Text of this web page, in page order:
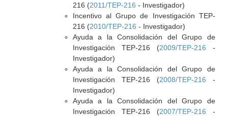
216 (2011/TEP-216 - Investigador)
Incentivo al Grupo de Investigación TEP-
216 (2010/TEP-216 - Investigador)
Ayuda a la Consolidación del Grupo de
Investigación TEP-216 (2009/TEP-216 -
Investigador)
Ayuda a la Consolidación del Grupo de
Investigación TEP-216 (2008/TEP-216 -
Investigador)
Ayuda a la Consolidación del Grupo de
Investigación TEP-216 (2007/TEP-216 -